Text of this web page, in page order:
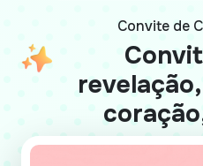
Convite de